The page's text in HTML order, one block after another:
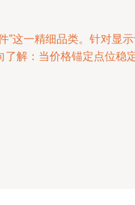
这一精细品类。针对显
解：当价格锚定点位稳